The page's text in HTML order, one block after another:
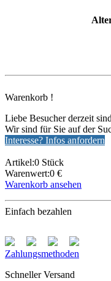
Warenkorb !
Liebe Besucher derzeit
Wir sind für Sie auf der
Interesse? Infos anfordern
Artikel:0 Stück
Warenwert:0 €
Warenkorb ansehen
Einfach bezahlen
Zahlungsmethoden
Schneller Versand